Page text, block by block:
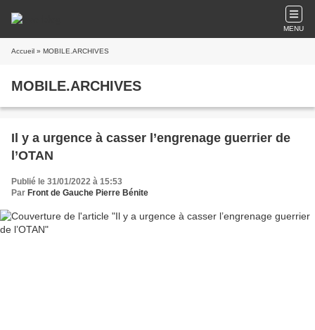
MENU
Accueil » MOBILE.ARCHIVES
MOBILE.ARCHIVES
Il y a urgence à casser l’engrenage guerrier de
l’OTAN
Publié le 31/01/2022 à 15:53
Par Front de Gauche Pierre Bénite